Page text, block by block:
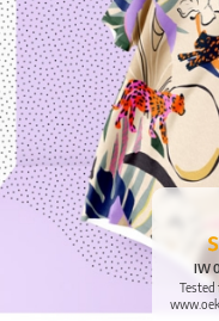
IW
Tested